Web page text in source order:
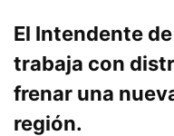
El Intendente
trabaja con
frenar una
región.